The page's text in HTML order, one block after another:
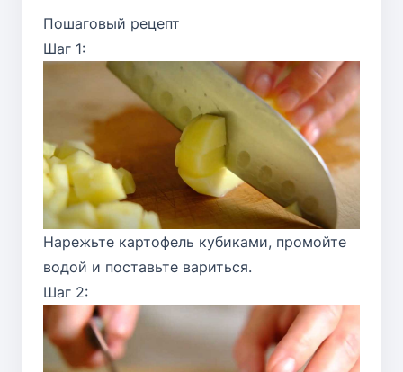
Пошаговый рецепт
Шаг 1:
Нарежьте картофель кубиками, промойте
водой и поставьте вариться.
Шаг 2: